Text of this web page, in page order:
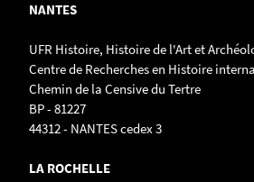
NANTES
UFR Histoire, Histoire de l'Art et
Centre de Recherches en Histoire
Chemin de la Censive du Tertre
BP - 81227
44312 - NANTES cedex 3
LA ROCHELLE